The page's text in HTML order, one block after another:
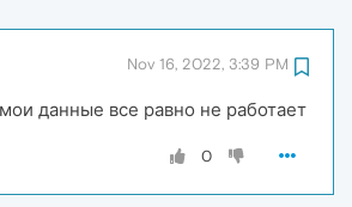
Nov 16, 2022, 3:39 PM
данные все равно не работает
0